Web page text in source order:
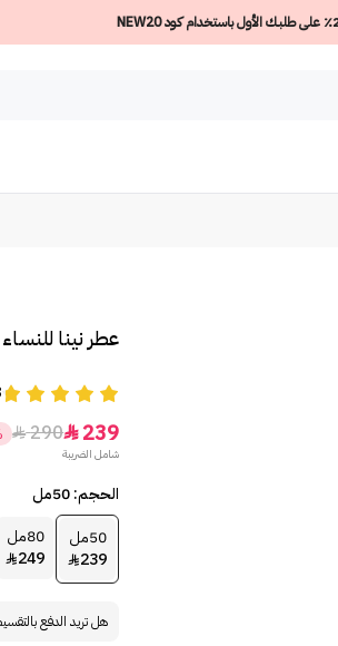
عطر نينا
239

290

شامل الضريبة
الحجم: 50مل
50مل
239

80مل
249

هل تريد الدفع